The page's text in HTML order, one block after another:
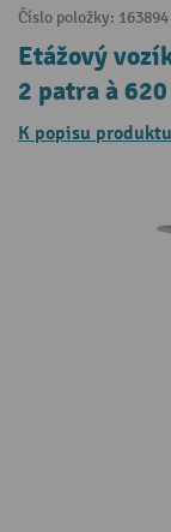
Číslo položky: 163894
Etážový
2 patra à
K popisu produktu